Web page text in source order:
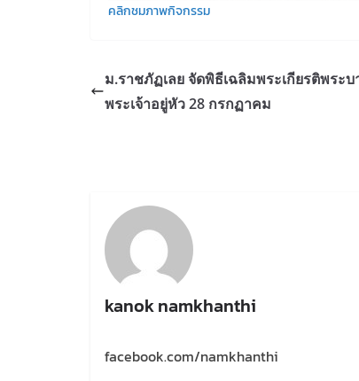
คลิกชมภาพกิจกรรม
ม.ราชภัฏเลย จัดพิธีเฉลิมพระเกียรติพระบ
พระเจ้าอยู่หัว 28 กรกฏาคม
kanok namkhanthi
facebook.com/namkhanthi